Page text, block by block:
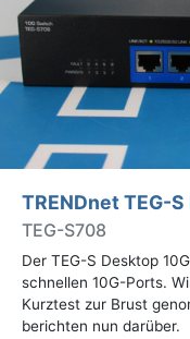
TRENDnet TEG-
TEG-S708
Der TEG-S Desktop
schnellen 10G-Ports.
Kurztest zur Brust
berichten nun darüber.